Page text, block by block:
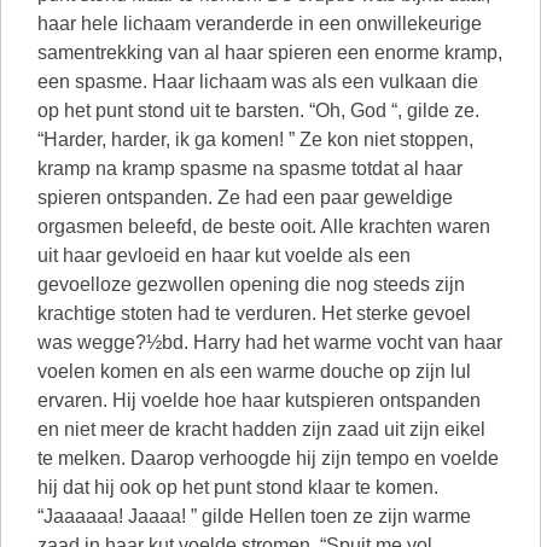
haar hele lichaam veranderde in een onwillekeurige
samentrekking van al haar spieren een enorme kramp,
een spasme. Haar lichaam was als een vulkaan die
op het punt stond uit te barsten. “Oh, God “, gilde ze.
“Harder, harder, ik ga komen! ” Ze kon niet stoppen,
kramp na kramp spasme na spasme totdat al haar
spieren ontspanden. Ze had een paar geweldige
orgasmen beleefd, de beste ooit. Alle krachten waren
uit haar gevloeid en haar kut voelde als een
gevoelloze gezwollen opening die nog steeds zijn
krachtige stoten had te verduren. Het sterke gevoel
was wegge?½bd. Harry had het warme vocht van haar
voelen komen en als een warme douche op zijn lul
ervaren. Hij voelde hoe haar kutspieren ontspanden
en niet meer de kracht hadden zijn zaad uit zijn eikel
te melken. Daarop verhoogde hij zijn tempo en voelde
hij dat hij ook op het punt stond klaar te komen.
“Jaaaaaa! Jaaaa! ” gilde Hellen toen ze zijn warme